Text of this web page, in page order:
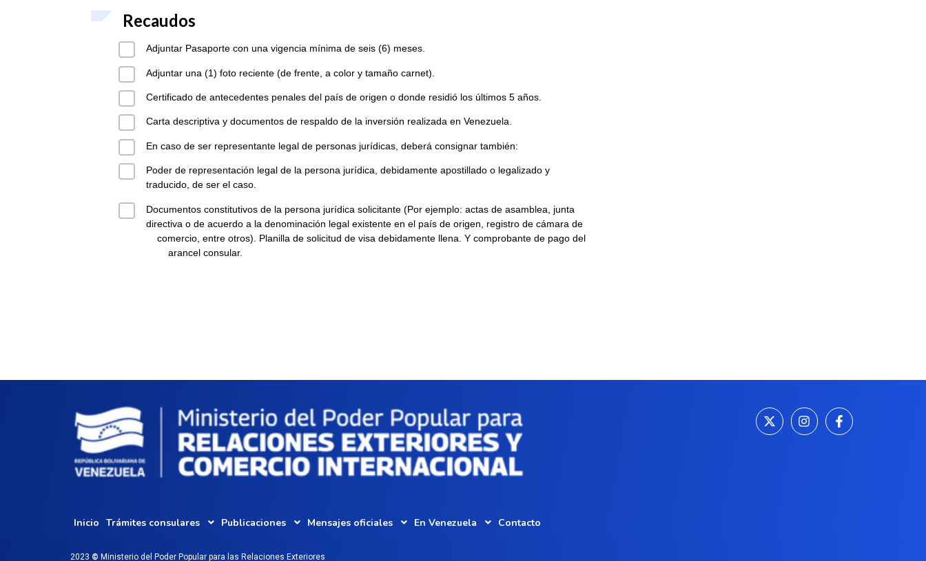
Recaudos
Adjuntar Pasaporte con una vigencia mínima de seis (6) meses.
Adjuntar una (1) foto reciente (de frente, a color y tamaño carnet).
Certificado de antecedentes penales del país de origen o donde residió los últimos 5 años.
Carta descriptiva y documentos de respaldo de la inversión realizada en Venezuela.
En caso de ser representante legal de personas jurídicas, deberá consignar también:
Poder de representación legal de la persona jurídica, debidamente apostillado o legalizado y
traducido, de ser el caso.
Documentos constitutivos de la persona jurídica solicitante (Por ejemplo: actas de asamblea, junta
directiva o de acuerdo a la denominación legal existente en el país de origen, registro de cámara de
comercio, entre otros). Planilla de solicitud de visa debidamente llena. Y comprobante de pago del
arancel consular.
Inicio Trámites consulares Publicaciones Mensajes oficiales En Venezuela Contacto
2023 © Ministerio del Poder Popular para las Relaciones Exteriores